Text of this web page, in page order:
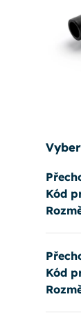
Kód
Kód